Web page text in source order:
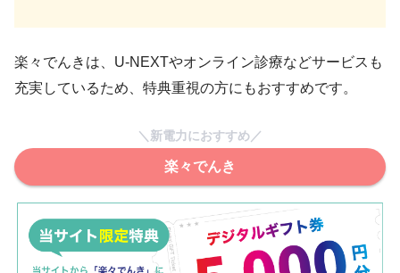
楽々でんきは、U-NEXTやオンライン診療などサービスも
充実しているため、特典重視の方にもおすすめです。
＼新電力におすすめ／
楽々でんき